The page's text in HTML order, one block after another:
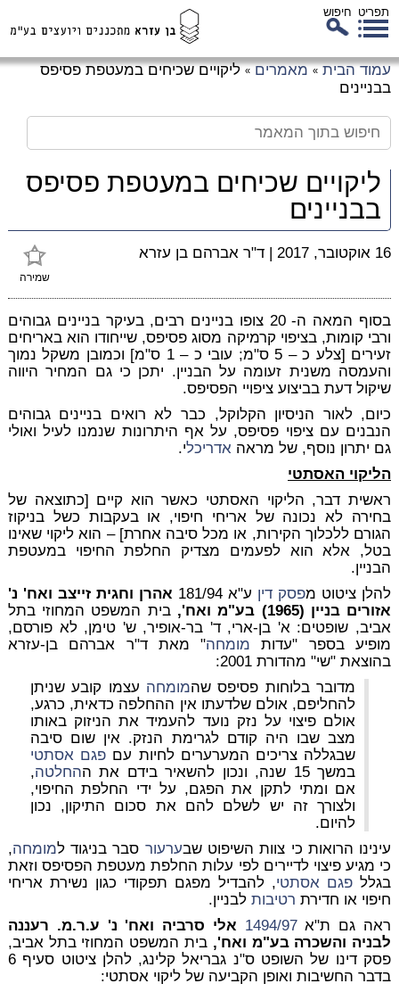
תפריט חיפוש
עמוד הבית » מאמרים » ליקויים שכיחים במעטפת פסיפס
בבניינים
ליקויים שכיחים במעטפת פסיפס
בבניינים
שמירה
16 אוקטובר, 2017 | ד"ר אברהם בן עזרא
בסוף המאה ה- 20 צופו בניינים רבים, בעיקר בניינים גבוהים
ורבי קומות, בציפוי קרמיקה מסוג פסיפס, שייחודו הוא באריחים
זעירים [צלע כ – 5 ס"מ; עובי כ – 1 ס"מ] וכמובן משקל נמוך
והעמסה משנית זעומה על הבניין. יתכן כי גם המחיר היווה
שיקול דעת בביצוע ציפויי הפסיפס.
כיום, לאור הניסיון הקלוקל, כבר לא רואים בניינים גבוהים
הנבנים עם ציפוי פסיפס, על אף היתרונות שנמנו לעיל ואולי
גם יתרון נוסף, של מראה אדריכלי.
הליקוי האסתטי
ראשית דבר, הליקוי האסתטי כאשר הוא קיים [כתוצאה של
בחירה לא נכונה של אריחי חיפוי, או בעקבות כשל בניקוז
הגורם ללכלוך הקירות, או מכל סיבה אחרת] – הוא ליקוי שאינו
בטל, אלא הוא לפעמים מצדיק החלפת החיפוי במעטפת
הבניין.
להלן ציטוט מפסק דין ע"א 181/94
אהרן וחגית זייצב ואח' נ'
אזורים בניין (1965) בע"מ ואח',
בית המשפט המחוזי בתל
אביב, שופטים: א' בן-ארי, ד' בר-אופיר, ש' טימן, לא פורסם,
מופיע בספר "עדות מומחה" מאת ד"ר אברהם בן-עזרא
בהוצאת "שי" מהדורת 2001:
מדובר בלוחות פסיפס שהמומחה עצמו קובע שניתן
להחליפם, אולם שלדעתו אין ההחלפה כדאית, כרגע,
אולם פיצוי על נזק נועד להעמיד את הניזוק באותו
מצב שבו היה קודם לגרימת הנזק. אין שום סיבה
שבגללה צריכים המערערים לחיות עםפגם אסתטי
במשך 15 שנה, ונכון להשאיר בידם את ה
החלטה,
אם ומתי לתקן את הפגם, על ידי החלפת החיפוי,
ולצורך זה יש לשלם להם את סכום התיקון, נכון
להיום.
עינינו הרואות כי צוות השיפוט שבערעור סבר בניגוד למומחה,
כי מגיע פיצוי לדיירים לפי עלות החלפת מעטפת הפסיפס וזאת
בגלל פגם אסתטי, להבדיל מפגם תפקודי כגון נשירת אריחי
חיפוי או חדירת רטיבותלבניין.
ראה גם ת"א1494/97 אלי סרביה ואח' נ' ע.ר.מ. רעננה
לבניה והשכרה בע"מ ואח', בית המשפט המחוזי בתל אביב,
פסק דינו של השופט ס"נ גבריאל קלינג, להלן ציטוט סעיף 6
בדבר החשיבות ואופן הקביעה של ליקוי אסתטי: